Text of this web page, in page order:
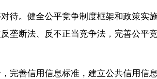
待。健全公平竞争制度框架和政策实
垄断法、反不正当竞争法，完善公平
完善信用信息标准，建立公共信用信